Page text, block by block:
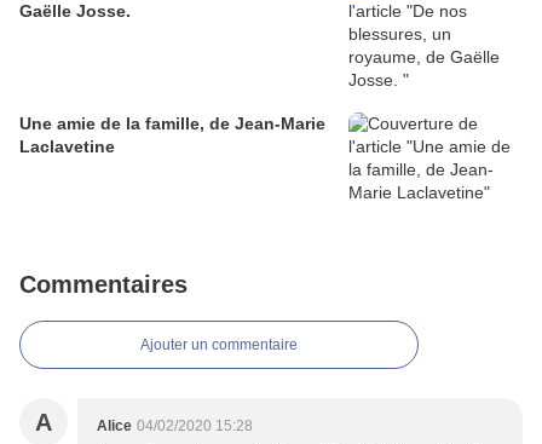
Gaëlle Josse.
Une amie de la famille, de Jean-Marie
Laclavetine
Commentaires
Ajouter un commentaire
A Alice 04/02/2020 15:28